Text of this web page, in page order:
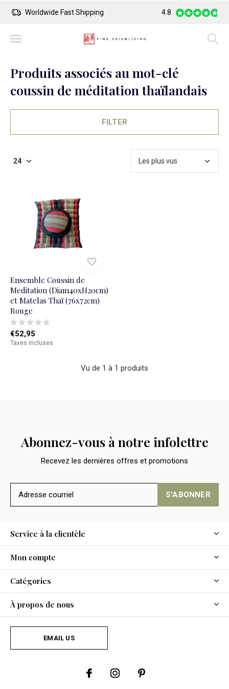
Worldwide Fast Shipping Safe Payment
4.8
Produits associés au mot-clé
coussin de méditation thaïlandais
FILTER
Ensemble Coussin de
Meditation (Diam40xH20cm)
et Matelas Thaï (76x72cm)
Rouge
€52,95
Taxes incluses
Vu de 1 à 1 produits
Abonnez-vous à notre infolettre
Recevez les dernières offres et promotions
S'ABONNER
Service à la clientèle
Mon compte
Catégories
À propos de nous
EMAIL US